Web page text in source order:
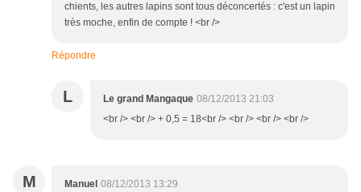
chients, les autres lapins sont tous déconcertés : c'est un lapin
très moche, enfin de compte ! <br />
Répondre
L Le grand Mangaque 08/12/2013 21:03
<br /> <br /> + 0,5 = 18<br /> <br /> <br /> <br />
M Manuel 08/12/2013 13:29